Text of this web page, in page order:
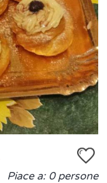
Piace a: 0persone